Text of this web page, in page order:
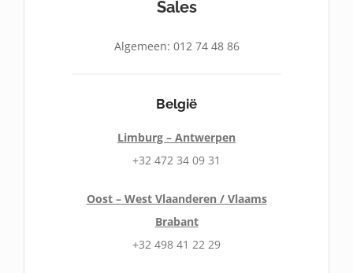
Sales
Algemeen: 012 74 48 86
België
Limburg – Antwerpen
+32 472 34 09 31
Oost – West Vlaanderen / Vlaams
Brabant
+32 498 41 22 29